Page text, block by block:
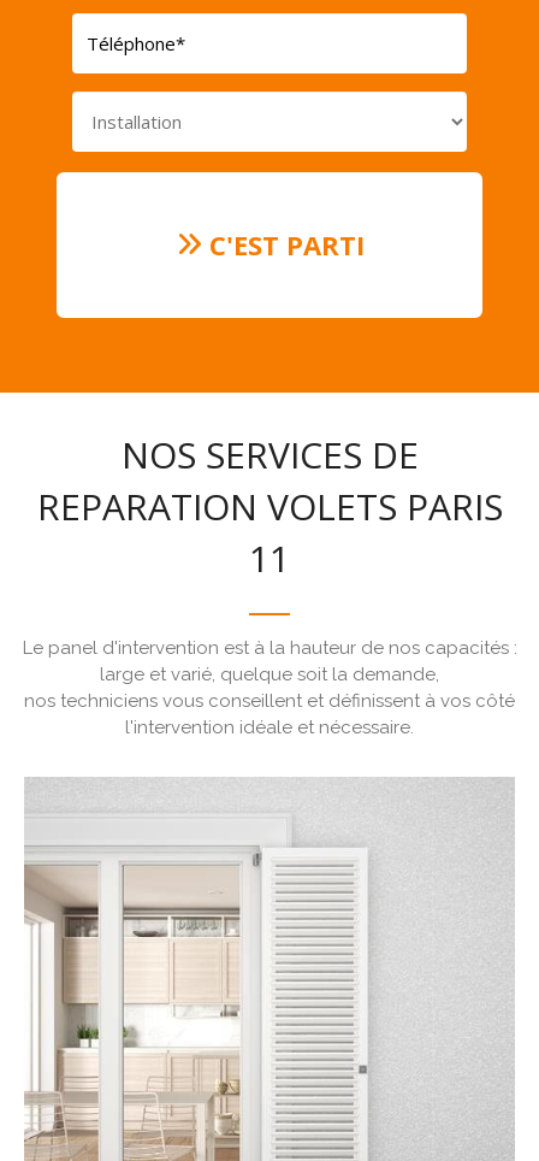
C'EST PARTI
NOS SERVICES DE
REPARATION VOLETS PARIS
11
Le panel d'intervention est à la hauteur de nos capacités :
large et varié, quelque soit la demande,
nos techniciens vous conseillent et définissent à vos côté
l'intervention idéale et nécessaire.